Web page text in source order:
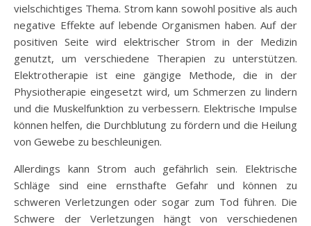
vielschichtiges Thema. Strom kann sowohl positive als auch
negative Effekte auf lebende Organismen haben. Auf der
positiven Seite wird elektrischer Strom in der Medizin
genutzt, um verschiedene Therapien zu unterstützen.
Elektrotherapie ist eine gängige Methode, die in der
Physiotherapie eingesetzt wird, um Schmerzen zu lindern
und die Muskelfunktion zu verbessern. Elektrische Impulse
können helfen, die Durchblutung zu fördern und die Heilung
von Gewebe zu beschleunigen.
Allerdings kann Strom auch gefährlich sein. Elektrische
Schläge sind eine ernsthafte Gefahr und können zu
schweren Verletzungen oder sogar zum Tod führen. Die
Schwere der Verletzungen hängt von verschiedenen